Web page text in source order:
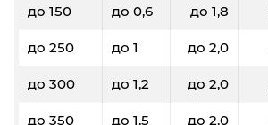
до 150 до 0,6 до 1,8
до 250 до 1 до 2,0
до 300 до 1,2 до 2,0
до 350 до 1,5 до 2,0